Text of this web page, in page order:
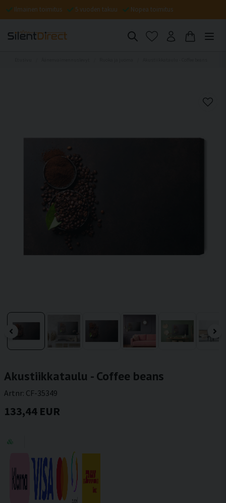
Ilmainen toimitus 5 vuoden takuu Nopea toimitus
Akustiikkataulu - Coffee beans
Artnr: CF-35349
133,44 EUR